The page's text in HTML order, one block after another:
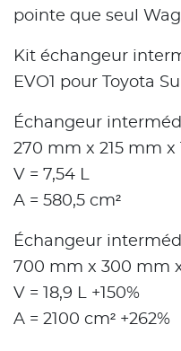
pointe que seul
Kit échangeur
EVO1 pour Toyota
Échangeur
270 mm x 215 mm x
V = 7,54 L
A = 580,5 cm²
Échangeur
700 mm x 300 mm
V = 18,9 L +150%
A = 2100 cm² +262%